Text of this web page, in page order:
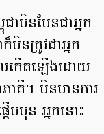
ជាមិនមែនជាអ្នក
ក៏មិនត្រូវជាអ្នក
លកើតឡើងដោយ
គី។ មិនមានការ
ើមមុន អ្នកនោះ